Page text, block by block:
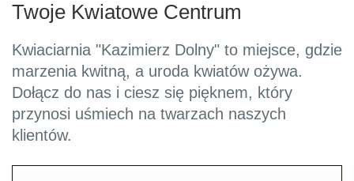
Twoje Kwiatowe Centrum
Kwiaciarnia "Kazimierz Dolny" to miejsce, gdzie
marzenia kwitną, a uroda kwiatów ożywa.
Dołącz do nas i ciesz się pięknem, który
przynosi uśmiech na twarzach naszych
klientów.